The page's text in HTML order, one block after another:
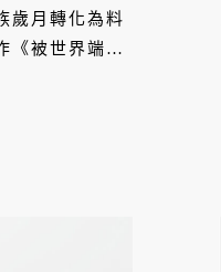
歲月轉化為料
《被世界端上